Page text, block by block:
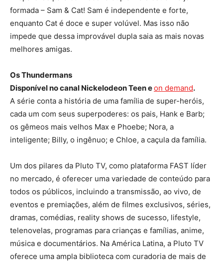
formada – Sam & Cat! Sam é independente e forte,
enquanto Cat é doce e super volúvel. Mas isso não
impede que dessa improvável dupla saia as mais novas
melhores amigas.
Os Thundermans
Disponível no canal Nickelodeon Teen eon demand.
A série conta a história de uma família de super-heróis,
cada um com seus superpoderes: os pais, Hank e Barb;
os gêmeos mais velhos Max e Phoebe; Nora, a
inteligente; Billy, o ingênuo; e Chloe, a caçula da família.
Um dos pilares da Pluto TV, como plataforma FAST líder
no mercado, é oferecer uma variedade de conteúdo para
todos os públicos, incluindo a transmissão, ao vivo, de
eventos e premiações, além de filmes exclusivos, séries,
dramas, comédias, reality shows de sucesso, lifestyle,
telenovelas, programas para crianças e famílias, anime,
música e documentários. Na América Latina, a Pluto TV
oferece uma ampla biblioteca com curadoria de mais de